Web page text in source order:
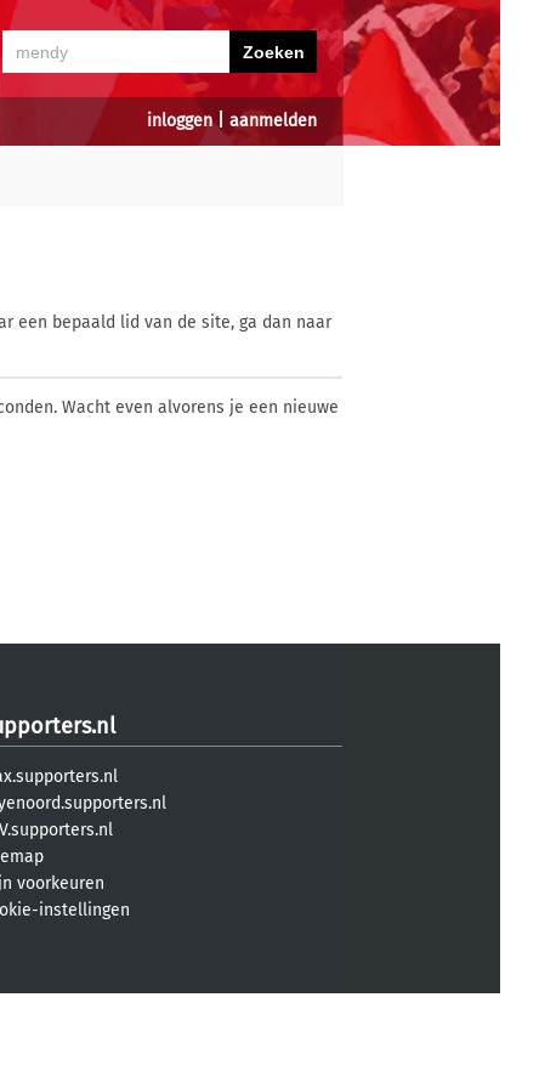
inloggen| aanmelden
een bepaald lid van de site, ga dan naar
Wacht even alvorens je een nieuwe
voorkeuren
instellingen